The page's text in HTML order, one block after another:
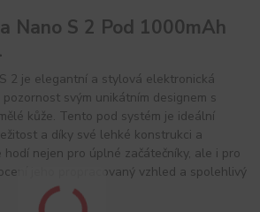
Nano S 2 Pod 1000mAh
2 je elegantní a stylová elektronická
svým unikátním designem s
kůže. Tento pod systém je ideální
a díky své lehké konstrukci a
nejen pro úplné začátečníky, ale i pro
jeho propracovaný vzhled a spolehlivý